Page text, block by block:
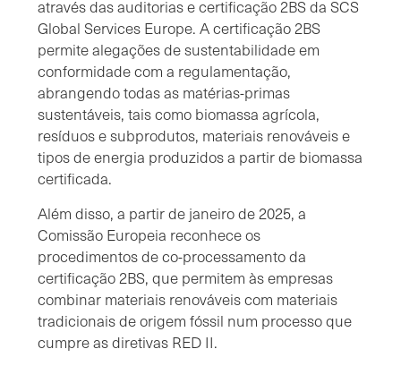
através das auditorias e certificação 2BS da SCS
Global Services Europe. A certificação 2BS
permite alegações de sustentabilidade em
conformidade com a regulamentação,
abrangendo todas as matérias-primas
sustentáveis, tais como biomassa agrícola,
resíduos e subprodutos, materiais renováveis e
tipos de energia produzidos a partir de biomassa
certificada.
Além disso, a partir de janeiro de 2025, a
Comissão Europeia reconhece os
procedimentos de co-processamento da
certificação 2BS, que permitem às empresas
combinar materiais renováveis com materiais
tradicionais de origem fóssil num processo que
cumpre as diretivas RED II.